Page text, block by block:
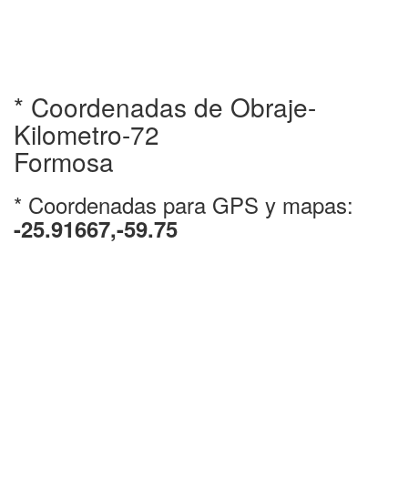
* Coordenadas de Obraje-
Kilometro-72
Formosa
* Coordenadas para GPS y mapas:
-25.91667,-59.75